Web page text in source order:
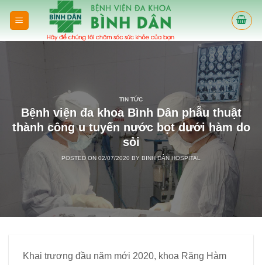
TIN TỨC
Bệnh viện đa khoa Bình Dân phẫu thuật
thành công u tuyến nước bọt dưới hàm do
sỏi
POSTED ON 02/07/2020 BYBINH DÂN HOSPITAL
Khai trương đầu năm mới 2020, khoa Răng Hàm